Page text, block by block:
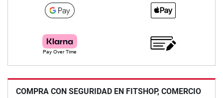
COMPRA CON SEGURIDAD EN FITSHOP, COMERCIO